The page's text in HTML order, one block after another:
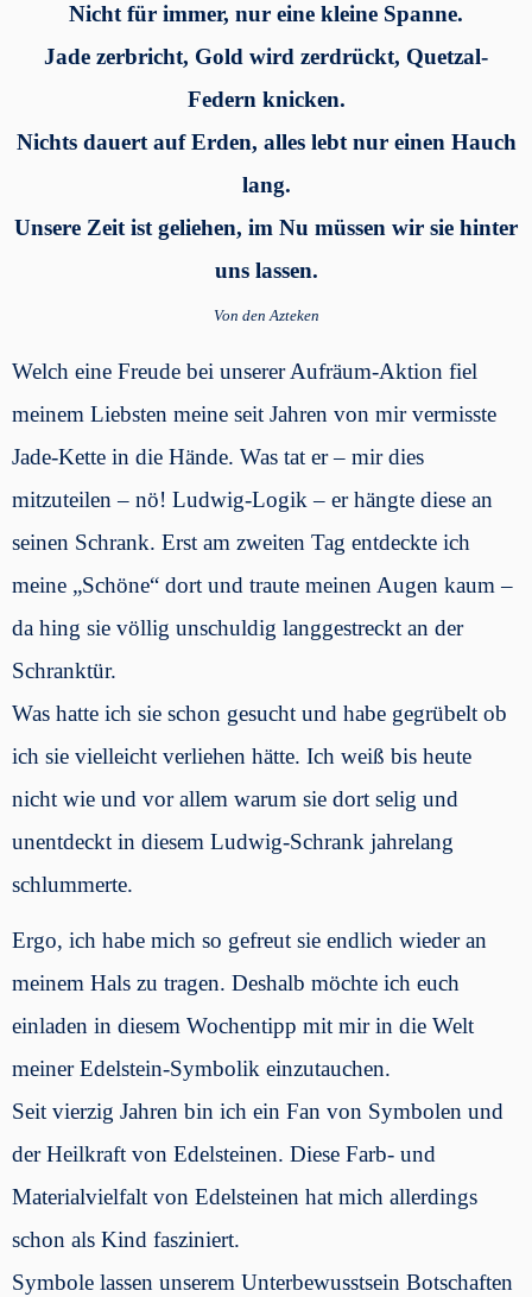
Nicht für immer, nur eine kleine Spanne.
Jade zerbricht, Gold wird zerdrückt, Quetzal-
Federn knicken.
Nichts dauert auf Erden, alles lebt nur einen Hauch
lang.
Unsere Zeit ist geliehen, im Nu müssen wir sie hinter
uns lassen.
Von den Azteken
Welch eine Freude bei unserer Aufräum-Aktion fiel
meinem Liebsten meine seit Jahren von mir vermisste
Jade-Kette in die Hände. Was tat er – mir dies
mitzuteilen – nö! Ludwig-Logik – er hängte diese an
seinen Schrank. Erst am zweiten Tag entdeckte ich
meine „Schöne“ dort und traute meinen Augen kaum –
da hing sie völlig unschuldig langgestreckt an der
Schranktür.
Was hatte ich sie schon gesucht und habe gegrübelt ob
ich sie vielleicht verliehen hätte. Ich weiß bis heute
nicht wie und vor allem warum sie dort selig und
unentdeckt in diesem Ludwig-Schrank jahrelang
schlummerte.
Ergo, ich habe mich so gefreut sie endlich wieder an
meinem Hals zu tragen. Deshalb möchte ich euch
einladen in diesem Wochentipp mit mir in die Welt
meiner Edelstein-Symbolik einzutauchen.
Seit vierzig Jahren bin ich ein Fan von Symbolen und
der Heilkraft von Edelsteinen. Diese Farb- und
Materialvielfalt von Edelsteinen hat mich allerdings
schon als Kind fasziniert.
Symbole lassen unserem Unterbewusstsein Botschaften